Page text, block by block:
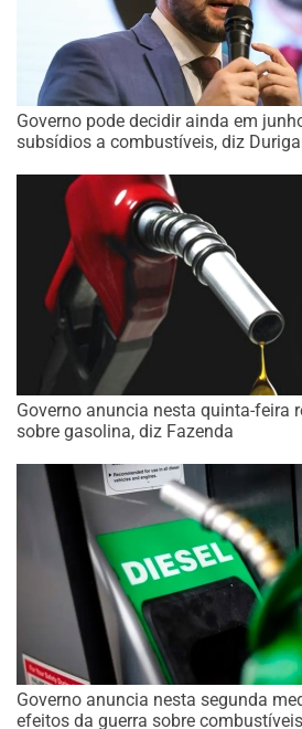
Governo pode decidir ainda em
subsídios a combustíveis, diz
Governo anuncia nesta quinta-feira
sobre gasolina, diz Fazenda
Governo anuncia nesta segunda
efeitos da guerra sobre combustíveis